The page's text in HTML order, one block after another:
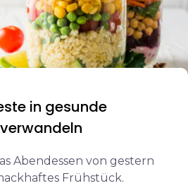
in gesunde
Abendessen von gestern
Frühstück.